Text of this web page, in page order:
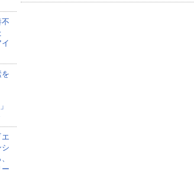
を
シ
ー